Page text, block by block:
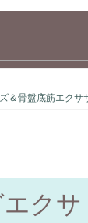
＆骨盤底筋エク
クサ